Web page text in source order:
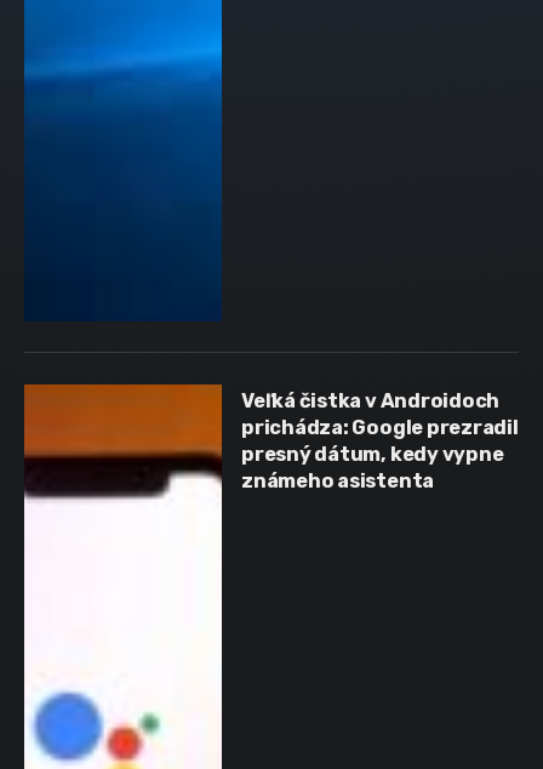
Veľká čistka v Androidoch
prichádza: Google prezradil
presný dátum, kedy vypne
známeho asistenta